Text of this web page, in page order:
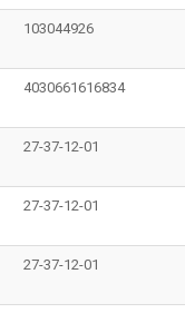
103044926
4030661616834
27-37-12-01
27-37-12-01
27-37-12-01